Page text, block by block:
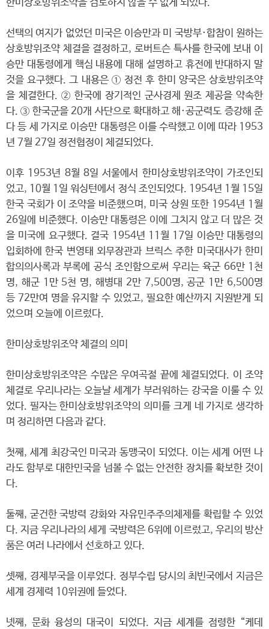
한미상호방위조약을 검토하지 않을 수 없게 되었다.
선택의 여지가 없었던 미국은 이승만과 미 국방부·합참이 원하는
상호방위조약 체결을 결정하고, 로버트슨 특사를 한국에 보내 이
승만 대통령에게 핵심 내용에 대해 설명하고 휴전에 반대하지 말
것을 요구했다. 그 내용은 ① 정전 후 한미 양국은 상호방위조약
을 체결한다. ② 한국에 장기적인 군사경제 원조 제공을 약속한
다. ③ 한국군을 20개 사단으로 확대하고 해·공군력도 증강해 준
다 등 세 가지로 이승만 대통령은 이를 수락했고 이에 따라 1953
년 7월 27일 정전협정이 체결되었다.
이후 1953년 8월 8일 서울에서 한미상호방위조약이 가조인되
었고, 10월 1일 워싱턴에서 정식 조인되었다. 1954년 1월 15일
한국 국회가 이 조약을 비준했으며, 미국 상원 또한 1954년 1월
26일에 비준했다. 이승만 대통령은 이에 그치지 않고 더 많은 것
을 미국에 요구했다. 결국 1954년 11월 17일 이승만 대통령의
입회하에 한국 변영태 외무장관과 브릭스 주한 미국대사가 한미
합의의사록과 부록에 공식 조인함으로써 우리는 육군 66만 1천
명, 해군 1만 5천 명, 해병대 2만 7,500명, 공군 1만 6,500명
등 72만여 명을 유지할 수 있었고, 필요한 예산까지 지원받게 되
었으며 오늘에 이르렀다.
한미상호방위조약 체결의 의미
한미상호방위조약은 수많은 우여곡절 끝에 체결되었다. 이 조약
체결로 우리나라는 오늘날 세계가 부러워하는 강국을 이룰 수 있
었다. 필자는 한미상호방위조약의 의미를 크게 네 가지로 생각하
며 정리하면 다음과 같다.
첫째, 세계 최강국인 미국과 동맹국이 되었다. 이는 세계 어떤 나
라도 함부로 대한민국을 넘볼 수 없는 안전한 장치를 확보한 것이
다.
둘째, 굳건한 국방력 강화와 자유민주주의체제를 확립할 수 있었
다. 지금 우리나라의 세게 국방력은 6위에 이르렀고, 우리의 방산
품은 여러 나라에서 선호하고 있다.
셋째, 경제부국을 이루었다. 정부수립 당시의 최빈국에서 지금은
세계 경제력 10위권에 들었다.
넷째, 문화 융성의 대국이 되었다. 지금 세계를 점령한 “케데